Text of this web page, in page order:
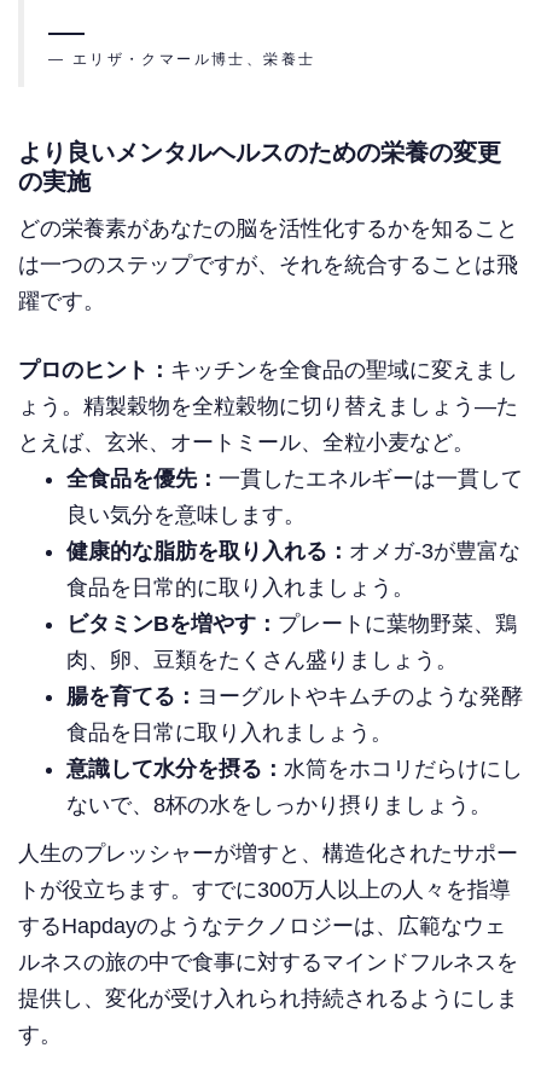
— エリザ・クマール博士、栄養士
より良いメンタルヘルスのための栄養の変更
の実施
どの栄養素があなたの脳を活性化するかを知ること
は一つのステップですが、それを統合することは飛
躍です。
プロのヒント： キッチンを全食品の聖域に変えまし
ょう。精製穀物を全粒穀物に切り替えましょう—た
とえば、玄米、オートミール、全粒小麦など。
全食品を優先： 一貫したエネルギーは一貫して
良い気分を意味します。
健康的な脂肪を取り入れる： オメガ-3が豊富な
食品を日常的に取り入れましょう。
ビタミンBを増やす： プレートに葉物野菜、鶏
肉、卵、豆類をたくさん盛りましょう。
腸を育てる： ヨーグルトやキムチのような発酵
食品を日常に取り入れましょう。
意識して水分を摂る： 水筒をホコリだらけにし
ないで、8杯の水をしっかり摂りましょう。
人生のプレッシャーが増すと、構造化されたサポー
トが役立ちます。すでに300万人以上の人々を指導
するHapdayのようなテクノロジーは、広範なウェ
ルネスの旅の中で食事に対するマインドフルネスを
提供し、変化が受け入れられ持続されるようにしま
す。